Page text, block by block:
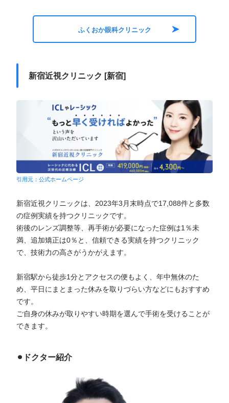
ふくおか眼科クリニック
新宿近視クリニック [新宿]
引用元：公式ホームページ
新宿近視クリニックは、2023年3月末時点で17,088件と多数
の症例実績を持つクリニックです。
術後のレンズ調整等、再手術が必要になった症例は1％未
満、追加矯正は0％と、信頼できる実績を持つクリニック
で、技術力の高さがうかがえます。
新宿駅から徒歩1分とアクセスの便もよく、年中無休のた
め、平日にまとまった休みを取りづらい方などにもおすすめ
です。
ご自身の休みが取りやすい時期を選んで手術を受けることが
できます。
⚫︎ドクター紹介